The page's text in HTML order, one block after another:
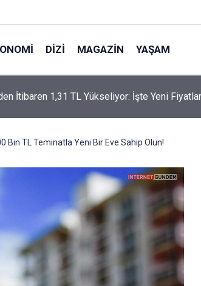
DIZI MAGAZIN YAŞAM
Tezenesi” Lakabını Kim Verdi? Beyaz’la Joker
Edildi
Bin TL Teminatla Yeni Bir Eve Sahip Olun!